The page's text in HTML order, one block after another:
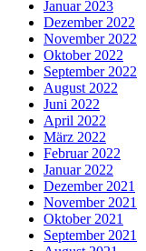
Januar 2023
Dezember 2022
November 2022
Oktober 2022
September 2022
August 2022
Juni 2022
April 2022
März 2022
Februar 2022
Januar 2022
Dezember 2021
November 2021
Oktober 2021
September 2021